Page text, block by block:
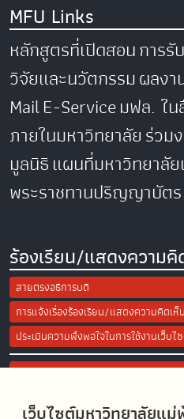
เว็บไซต์มหาวิทยาลัยแ
MFU Links
หลักสูตรที่เปิดสอนการรั
วิจัยและนวัตกรรมผลง
MailE-Serviceมฟล. ใน
ภายในมหาวิทยาลัยร่วม
มูลนิธิแผนที่มหาวิทยาลั
พระราชทานปริญญาบัตร
ร้องเรียน/แสดงความคิ
สายตรงอธิการบดี
การแจ้งเรื่องร้องเรียน/แสดงความคิดเห็น
ประเมินความพึงพอใจในการใช้งานเว็บ
Site Map